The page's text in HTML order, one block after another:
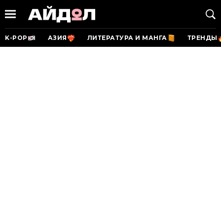
K-POP АЗИЯ ЛИТЕРАТУРА И МАНГА ТРЕНДЫ